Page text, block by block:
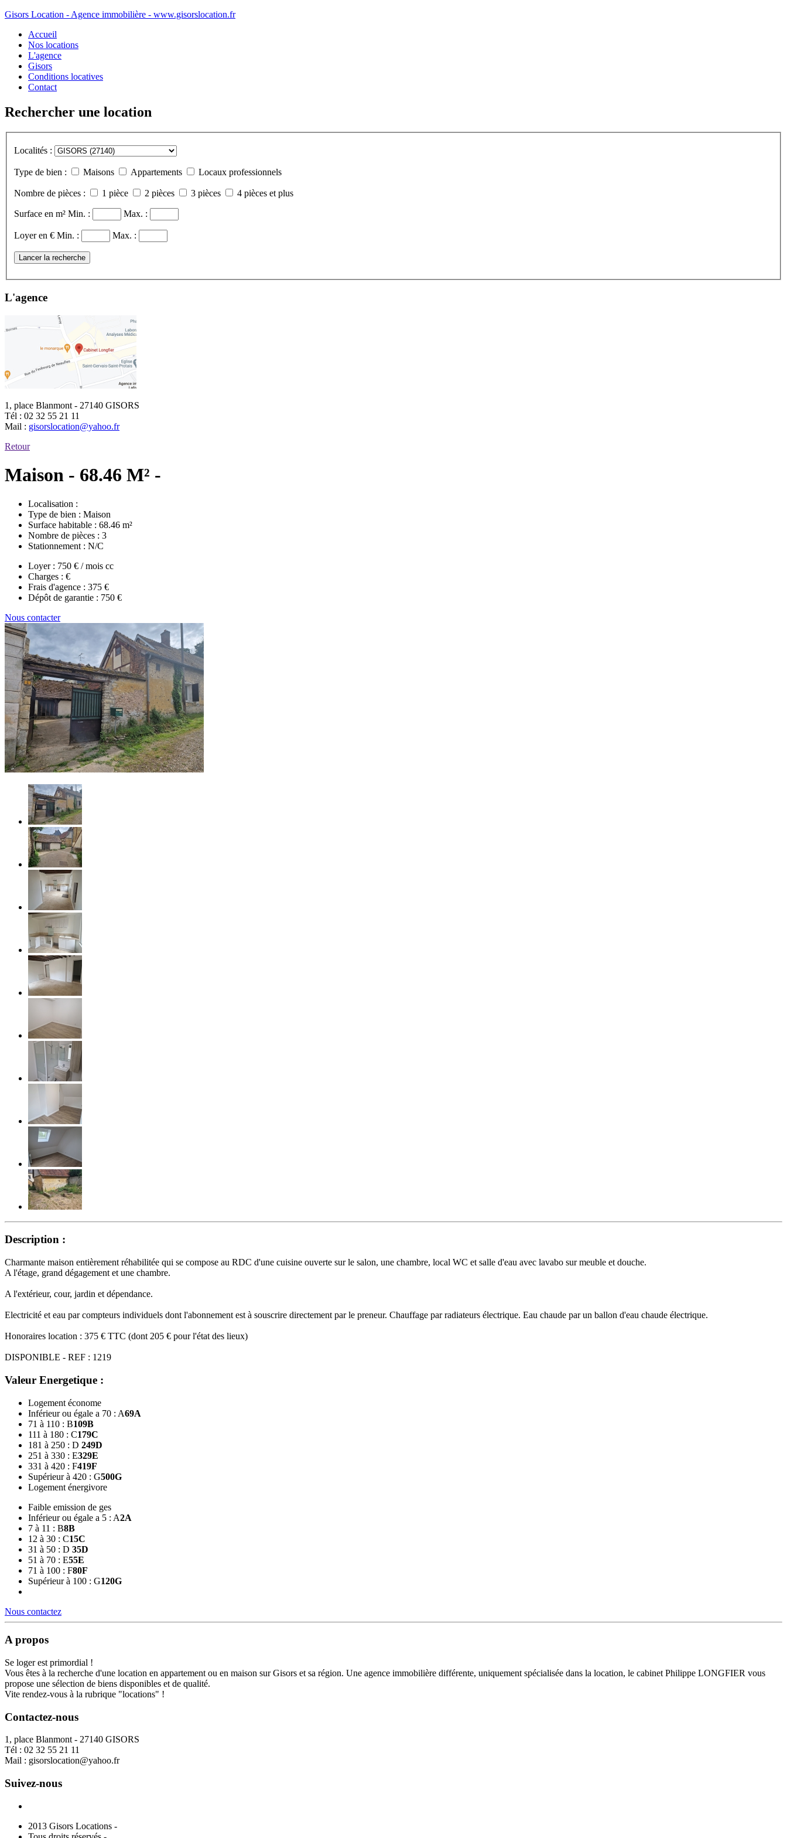
Gisors Location - Agence immobilière - www.gisorslocation.fr
Accueil
Nos locations
L'agence
Gisors
Conditions locatives
Contact
Rechercher une location
Localités :
Type de bien : Maisons Appartements Locaux professionnels
Nombre de pièces : 1 pièce 2 pièces 3 pièces 4 pièces et plus
Surface en m² Min. : Max. :
Loyer en € Min. : Max. :
Lancer la recherche
L'agence
1, place Blanmont - 27140 GISORS
Tél : 02 32 55 21 11
Mail : gisorslocation@yahoo.fr
Retour
Maison - 68.46 M² -
Localisation :
Type de bien : Maison
Surface habitable : 68.46 m²
Nombre de pièces : 3
Stationnement : N/C
Loyer : 750 € / mois cc
Charges : €
Frais d'agence : 375 €
Dépôt de garantie : 750 €
Nous contacter
Description :
Charmante maison entièrement réhabilitée qui se compose au RDC d'une cuisine ouverte sur le salon, une chambre, local WC et salle d'eau avec lavabo sur meuble et douche.
A l'étage, grand dégagement et une chambre.
A l'extérieur, cour, jardin et dépendance.
Electricité et eau par compteurs individuels dont l'abonnement est à souscrire directement par le preneur. Chauffage par radiateurs électrique. Eau chaude par un ballon d'eau chaude électrique.
Honoraires location : 375 € TTC (dont 205 € pour l'état des lieux)
DISPONIBLE - REF : 1219
Valeur Energetique :
Logement économe
Inférieur ou égale a 70 : A69A
71 à 110 : B109B
111 à 180 : C179C
181 à 250 : D 249D
251 à 330 : E329E
331 à 420 : F419F
Supérieur à 420 : G500G
Logement énergivore
Faible emission de ges
Inférieur ou égale a 5 : A2A
7 à 11 : B8B
12 à 30 : C15C
31 à 50 : D 35D
51 à 70 : E55E
71 à 100 : F80F
Supérieur à 100 : G120G
Nous contactez
A propos
Se loger est primordial !
Vous êtes à la recherche d'une location en appartement ou en maison sur Gisors et sa région. Une agence immobilière différente, uniquement spécialisée dans la location, le cabinet Philippe LONGFIER vous
propose une sélection de biens disponibles et de qualité.
Vite rendez-vous à la rubrique "locations" !
Contactez-nous
1, place Blanmont - 27140 GISORS
Tél : 02 32 55 21 11
Mail : gisorslocation@yahoo.fr
Suivez-nous
2013 Gisors Locations -